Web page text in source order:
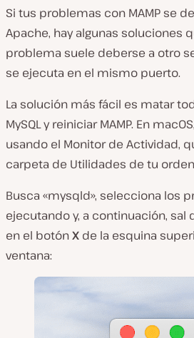
Si tus problemas con MAMP se
Apache, hay algunas soluciones
problema suele deberse a otro
se ejecuta en el mismo puerto.
La solución más fácil es matar
MySQL y reiniciar MAMP. En
usando el Monitor de Actividad,
carpeta de Utilidades de tu
Busca «mysqld», selecciona los
ejecutando y, a continuación, sal
en el botónX de la esquina
ventana: